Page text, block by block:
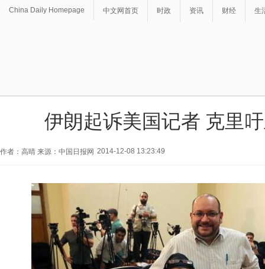
China Daily Homepage 中文网首页 时政 资讯 财经 生
伊朗起诉美国记者 克里
作者：高晴 来源：中国日报网 2014-12-08 13:23:49